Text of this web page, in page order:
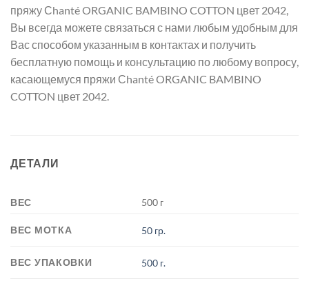
пряжу Сhanté ORGANIC BAMBINO COTTON цвет 2042,
Вы всегда можете связаться с нами любым удобным для
Вас способом указанным в контактах и получить
бесплатную помощь и консультацию по любому вопросу,
касающемуся пряжи Сhanté ORGANIC BAMBINO
COTTON цвет 2042.
ДЕТАЛИ
ВЕС 500 г
ВЕС МОТКА 50 гр.
ВЕС УПАКОВКИ 500 г.